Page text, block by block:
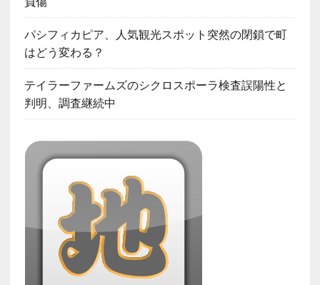
パシフィカピア、人気観光スポット突然の閉鎖で町
はどう変わる？
テイラーファームズのシクロスポーラ検査誤陽性と
判明、調査継続中